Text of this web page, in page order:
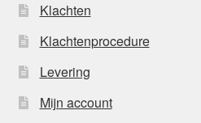
Klachten
Klachtenprocedure
Levering
Mijn account